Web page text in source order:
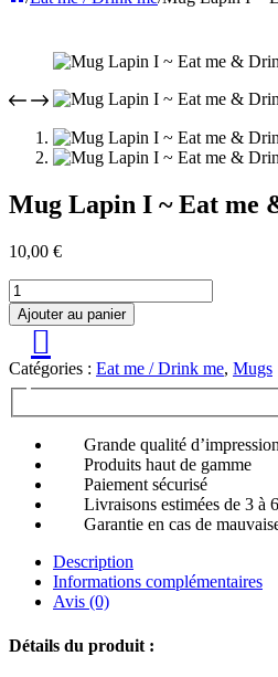
Mug Lapin I ~ Eat me
10,00 €
quantité
de
Mug
I
~
Drink
Ajouter au panier
Catégories : Eat me / Drink me, Mugs
Grande qualité
Produits haut de gamme
Paiement sécurisé
Livraisons estimées de 3 à
Garantie en cas de
Description
Informations complémentaires
Avis (0)
Détails du produit :